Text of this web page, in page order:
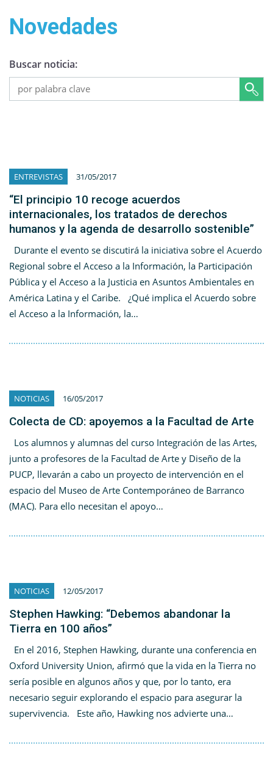
Novedades
Buscar noticia:
ENTREVISTAS 31/05/2017
“El principio 10 recoge acuerdos
internacionales, los tratados de derechos
humanos y la agenda de desarrollo sostenible”
Durante el evento se discutirá la iniciativa sobre el Acuerdo
Regional sobre el Acceso a la Información, la Participación
Pública y el Acceso a la Justicia en Asuntos Ambientales en
América Latina y el Caribe. ¿Qué implica el Acuerdo sobre
el Acceso a la Información, la…
NOTICIAS 16/05/2017
Colecta de CD: apoyemos a la Facultad de Arte
Los alumnos y alumnas del curso Integración de las Artes,
junto a profesores de la Facultad de Arte y Diseño de la
PUCP, llevarán a cabo un proyecto de intervención en el
espacio del Museo de Arte Contemporáneo de Barranco
(MAC). Para ello necesitan el apoyo…
NOTICIAS 12/05/2017
Stephen Hawking: “Debemos abandonar la
Tierra en 100 años”
En el 2016, Stephen Hawking, durante una conferencia en
Oxford University Union, afirmó que la vida en la Tierra no
sería posible en algunos años y que, por lo tanto, era
necesario seguir explorando el espacio para asegurar la
supervivencia. Este año, Hawking nos advierte una…